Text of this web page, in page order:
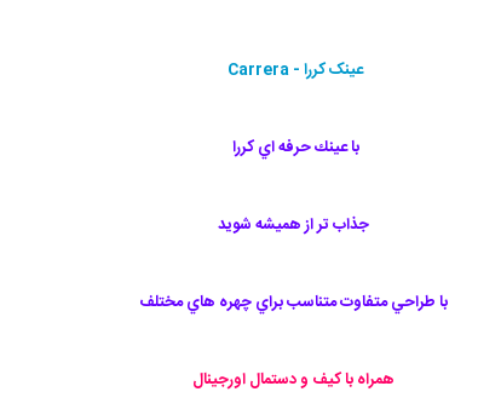
عينک كررا - Carrera
با عينك حرفه اي کررا
جذاب تر از هميشه شويد
با طراحي متفاوت متناسب براي چهره هاي مختلف
همراه با كيف و دستمال اورجينال